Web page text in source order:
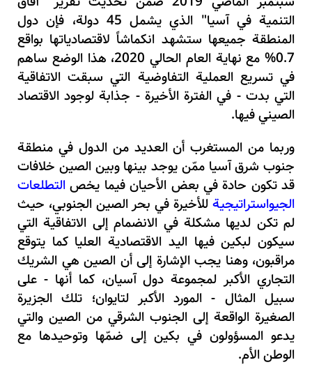
التنمية في آسيا" الذي يشمل 45 دولة، فإن دول
المنطقة جميعها ستشهد انكماشاً لاقتصادياتها بواقع
0.7% مع نهاية العام الحالي 2020، هذا الوضع ساهم
في تسريع العملية التفاوضية التي سبقت الاتفاقية
التي بدت - في الفترة الأخيرة - جذابة لوجود الاقتصاد
الصيني فيها.
وربما من المستغرب أن العديد من الدول في منطقة
جنوب شرق آسيا ممّن يوجد بينها وبين الصين خلافات
قد تكون حادة في بعض الأحيان فيما يخص التطلعات
الجيواستراتيجية للأخيرة في بحر الصين الجنوبي، حيث
لم تكن لديها مشكلة في الانضمام إلى الاتفاقية التي
سيكون لبكين فيها اليد الاقتصادية العليا كما يتوقع
مراقبون، وهنا يجب الإشارة إلى أن الصين هي الشريك
التجاري الأكبر لمجموعة دول آسيان، كما أنها - على
سبيل المثال - المورد الأكبر لتايوان؛ تلك الجزيرة
الصغيرة الواقعة إلى الجنوب الشرقي من الصين والتي
يدعو المسؤولون في بكين إلى ضمّها وتوحيدها مع
الوطن الأم.